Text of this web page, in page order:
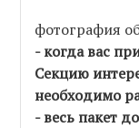
фотография
- когда вас
Секцию
необходимо
- весь пакет